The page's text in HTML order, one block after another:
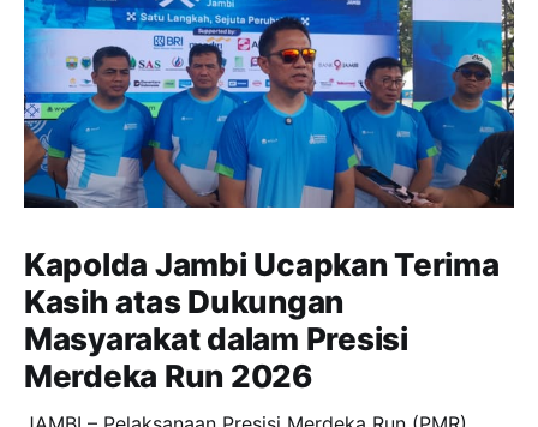
Kapolda Jambi Ucapkan Terima
Kasih atas Dukungan
Masyarakat dalam Presisi
Merdeka Run 2026